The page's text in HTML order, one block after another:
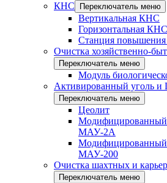
КНС
Переключатель меню
Вертикальная КНС
Горизонтальная КНС
Станция
Очистка хозяйственно-
Переключатель меню
Модуль
Активированный уголь и
Переключатель меню
Цеолит
Модифицированный
МАУ-2А
Модифицированный
МАУ-200
Очистка шахтных и
Переключатель меню